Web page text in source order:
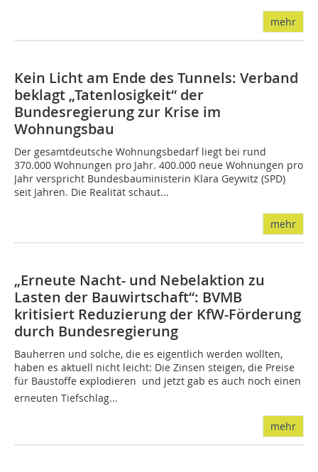
mehr
Kein Licht am Ende des Tunnels: Verband
beklagt „Tatenlosigkeit“ der
Bundesregierung zur Krise im
Wohnungsbau
Der gesamtdeutsche Wohnungsbedarf liegt bei rund
370.000 Wohnungen pro Jahr. 400.000 neue Wohnungen pro
Jahr verspricht Bundesbauministerin Klara Geywitz (SPD)
seit Jahren. Die Realität schaut...
mehr
„Erneute Nacht- und Nebelaktion zu
Lasten der Bauwirtschaft“: BVMB
kritisiert Reduzierung der KfW-Förderung
durch Bundesregierung
Bauherren und solche, die es eigentlich werden wollten,
haben es aktuell nicht leicht: Die Zinsen steigen, die Preise
für Baustoffe explodieren  und jetzt gab es auch noch einen
erneuten Tiefschlag...
mehr